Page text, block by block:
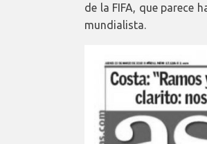
de la FIFA, que parece
mundialista.